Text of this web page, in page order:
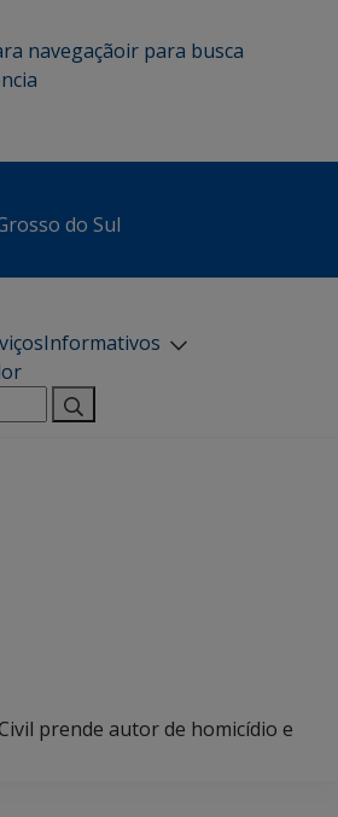
navegaçãoir para busca
do Sul
Informativos
prende autor de homicídio e